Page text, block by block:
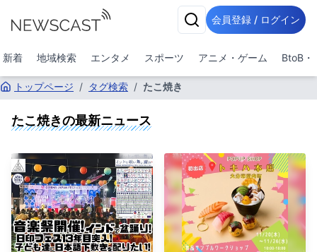
会員登録 / ログイン
新着 地域検索 エンタメ スポーツ アニメ・ゲーム BtoB・
トップページ / タグ検索 / たこ焼き
たこ焼きの最新ニュース